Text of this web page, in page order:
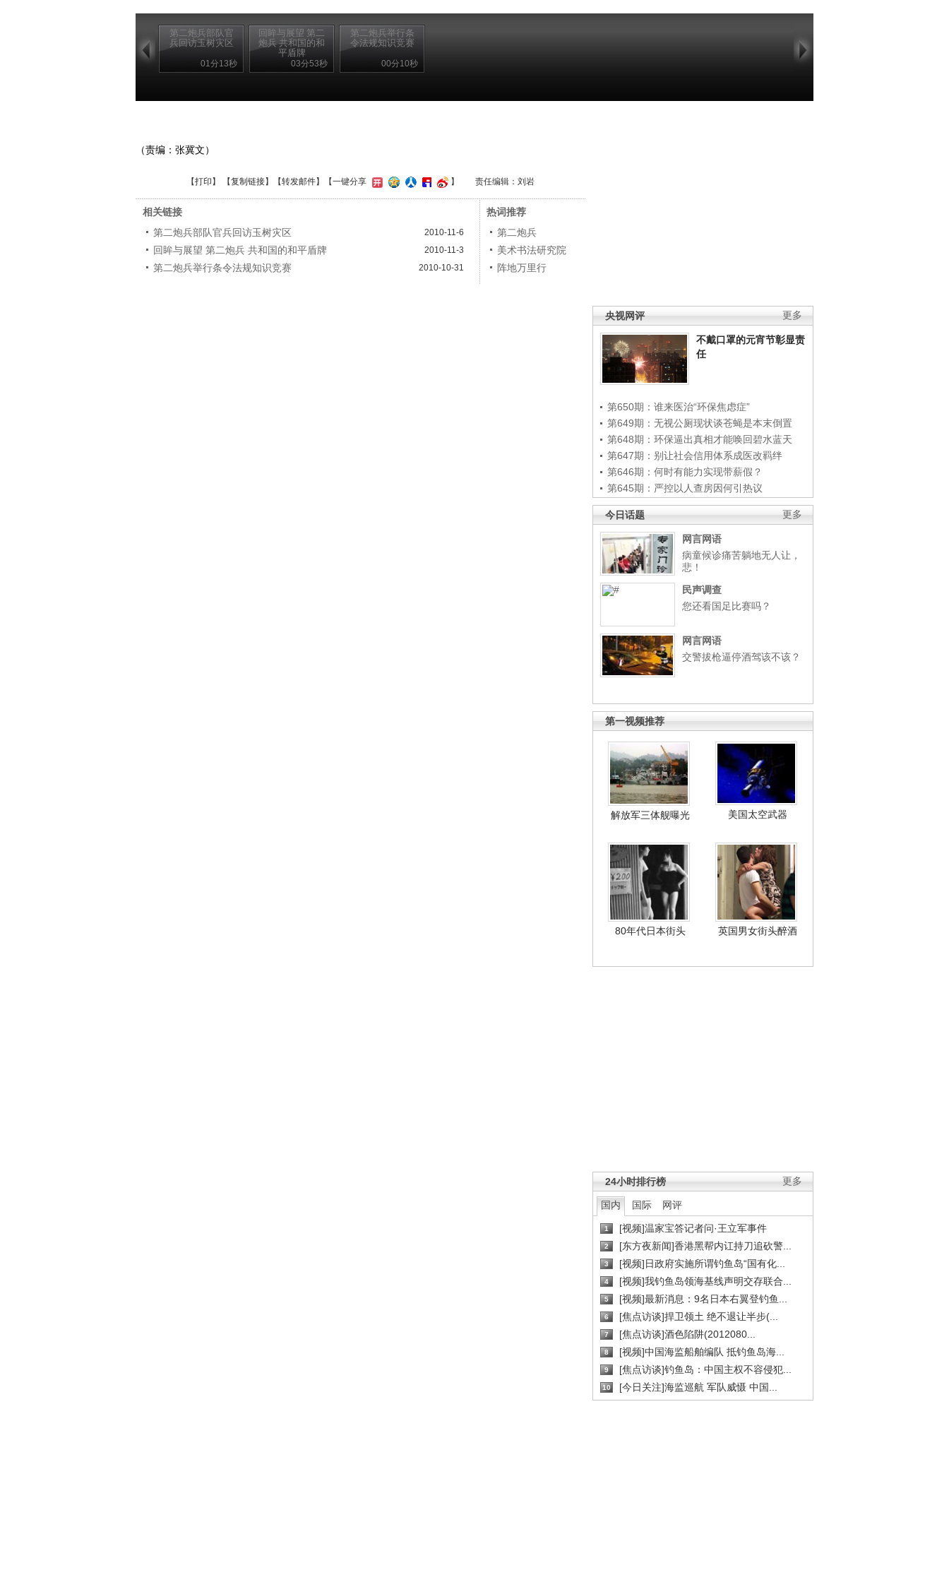
第二炮兵部队官
兵回访玉树灾区
01分13秒
回眸与展望 第二
炮兵 共和国的和
平盾牌
03分53秒
第二炮兵举行条
令法规知识竞赛
00分10秒
更多
央视网评
不戴口罩的元宵节彰显责
任
第650期：谁来医治“环保焦虑症”
第649期：无视公厕现状谈苍蝇是本末倒置
第648期：环保逼出真相才能唤回碧水蓝天
第647期：别让社会信用体系成医改羁绊
第646期：何时有能力实现带薪假？
第645期：严控以人查房因何引热议
更多
今日话题
网言网语
病童候诊痛苦躺地无人让，
悲！
民声调查
您还看国足比赛吗？
网言网语
交警拔枪逼停酒驾该不该？
第一视频推荐
解放军三体舰曝光 美国太空武器
80年代日本街头 英国男女街头醉酒
更多
24小时排行榜
国内 国际 网评
1 [视频]温家宝答记者问·王立军事件
2 [东方夜新闻]香港黑帮内讧持刀追砍警...
3 [视频]日政府实施所谓钓鱼岛“国有化...
4 [视频]我钓鱼岛领海基线声明交存联合...
5 [视频]最新消息：9名日本右翼登钓鱼...
6 [焦点访谈]捍卫领土 绝不退让半步(...
7 [焦点访谈]酒色陷阱(2012080...
8 [视频]中国海监船舶编队 抵钓鱼岛海...
9 [焦点访谈]钓鱼岛：中国主权不容侵犯...
10 [今日关注]海监巡航 军队威慑 中国...
（责编：张冀文）
【打印 】 【复制链接】【转发邮件】 【一键分享 】 责任编辑：刘岩
相关链接
第二炮兵部队官兵回访玉树灾区
2010-11-6
回眸与展望 第二炮兵 共和国的和平盾牌 2010-11-3
第二炮兵举行条令法规知识竞赛 2010-10-31
热词推荐
第二炮兵
美术书法研究院
阵地万里行